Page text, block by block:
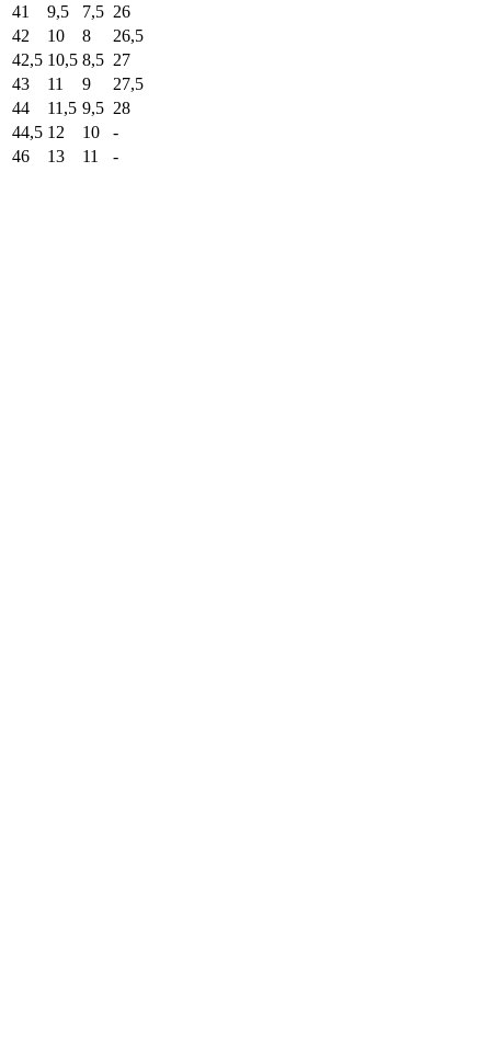
41
9,5 7,5 26
42
10 8
26,5
42,5 10,5 8,5 27
43
11 9
27,5
44
11,5 9,5 28
44,5 12 10
-
46
13 11 -